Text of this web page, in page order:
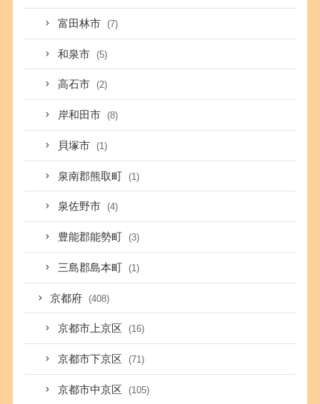
富田林市 (7)
和泉市 (5)
高石市 (2)
岸和田市 (8)
貝塚市 (1)
泉南郡熊取町 (1)
泉佐野市 (4)
豊能郡能勢町 (3)
三島郡島本町 (1)
京都府 (408)
京都市上京区 (16)
京都市下京区 (71)
京都市中京区 (105)